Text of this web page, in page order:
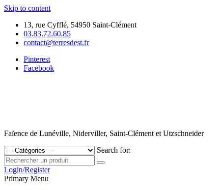
Skip to content
13, rue Cyfflé, 54950 Saint-Clément
03.83.72.60.85
contact@terresdest.fr
Pinterest
Facebook
Faïence de Lunéville, Niderviller, Saint-Clément et Utzschneider
Search for:
Login/Register
Primary Menu